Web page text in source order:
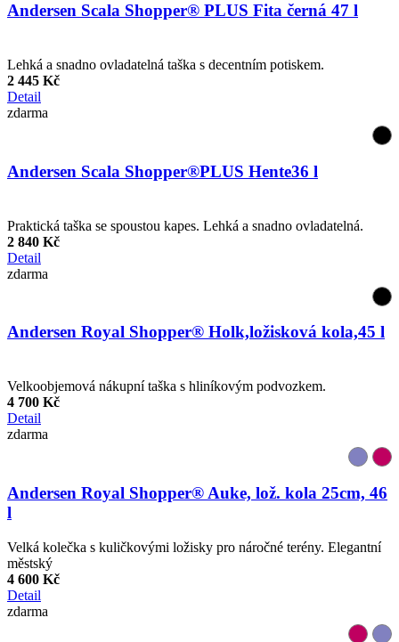
Andersen Scala Shopper® PLUS Fita černá 47 l
Lehká a snadno ovladatelná taška s decentním potiskem.
2 445 Kč
Detail
zdarma
Andersen Scala Shopper®PLUS Hente36 l
Praktická taška se spoustou kapes. Lehká a snadno ovladatelná.
2 840 Kč
Detail
zdarma
Andersen Royal Shopper® Holk,ložisková kola,45 l
Velkoobjemová nákupní taška s hliníkovým podvozkem.
4 700 Kč
Detail
zdarma
Andersen Royal Shopper® Auke, lož. kola 25cm, 46
l
Velká kolečka s kuličkovými ložisky pro náročné terény. Elegantní
městský
4 600 Kč
Detail
zdarma